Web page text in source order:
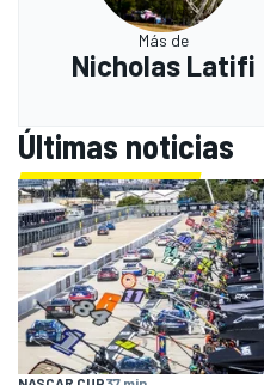
Más de
Nicholas Latifi
Últimas noticias